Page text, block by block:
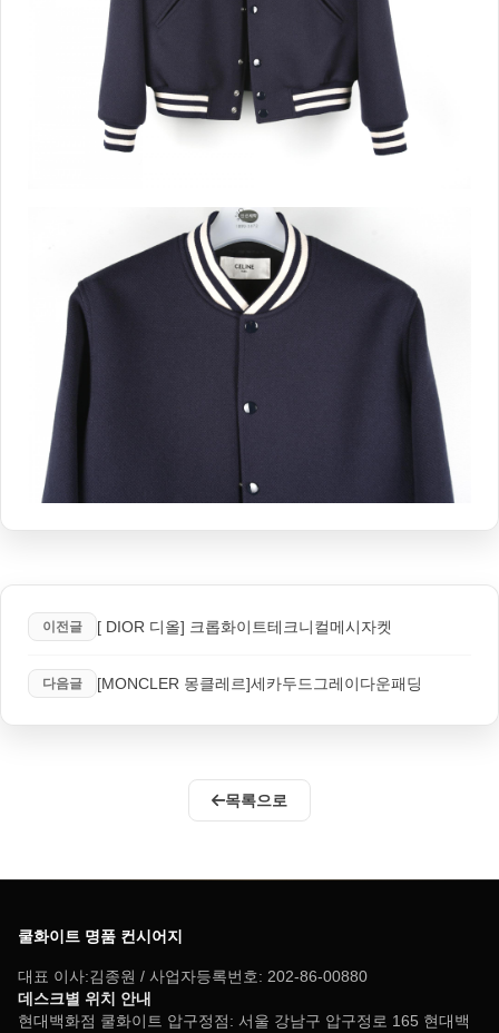
이전글 [ DIOR 디올] 크롭화이트테크니컬메시자켓
다음글 [MONCLER 몽클레르]세카두드그레이다운패딩
목록으로
쿨화이트 명품 컨시어지
대표 이사:김종원 / 사업자등록번호: 202-86-00880
데스크별 위치 안내
현대백화점 쿨화이트 압구정점: 서울 강남구 압구정로 165 현대백